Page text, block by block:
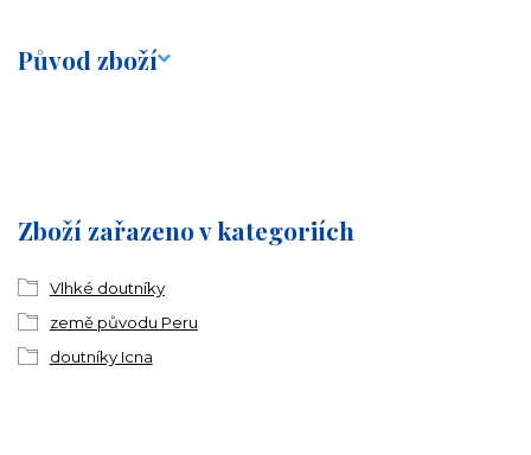
Původ zboží
Zboží zařazeno v kategoriích
Vlhké doutníky
země původu Peru
doutníky Icna